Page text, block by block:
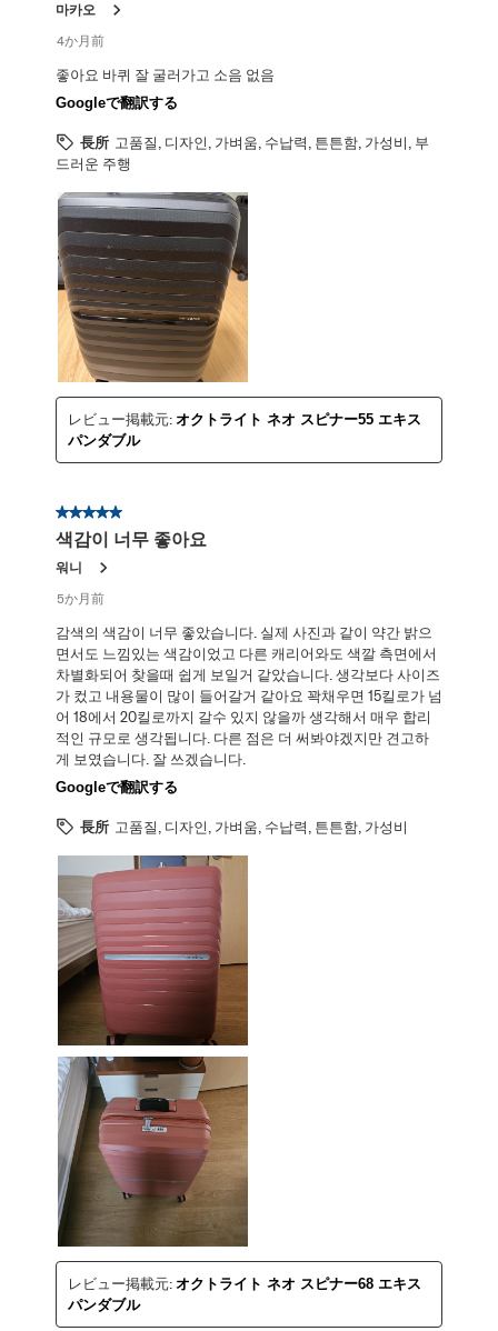
ー。
마카오
4か月前
좋아요 바퀴 잘 굴러가고 소음 없음
Googleで翻訳する
長所 고품질, 디자인, 가벼움, 수납력, 튼튼함, 가성비, 부
드러운 주행
レビュー掲載元: オクトライト ネオ スピナー55 エキス
パンダブル
星5／5個です。
색감이 너무 좋아요
워니
5か月前
감색의 색감이 너무 좋았습니다. 실제 사진과 같이 약간 밝으
면서도 느낌있는 색감이었고 다른 캐리어와도 색깔 측면에서
차별화되어 찾을때 쉽게 보일거 같았습니다. 생각보다 사이즈
가 컸고 내용물이 많이 들어갈거 같아요 꽉채우면 15킬로가 넘
어 18에서 20킬로까지 갈수 있지 않을까 생각해서 매우 합리
적인 규모로 생각됩니다. 다른 점은 더 써봐야겠지만 견고하
게 보였습니다. 잘 쓰겠습니다.
Googleで翻訳する
長所 고품질, 디자인, 가벼움, 수납력, 튼튼함, 가성비
レビュー掲載元: オクトライト ネオ スピナー68 エキス
パンダブル